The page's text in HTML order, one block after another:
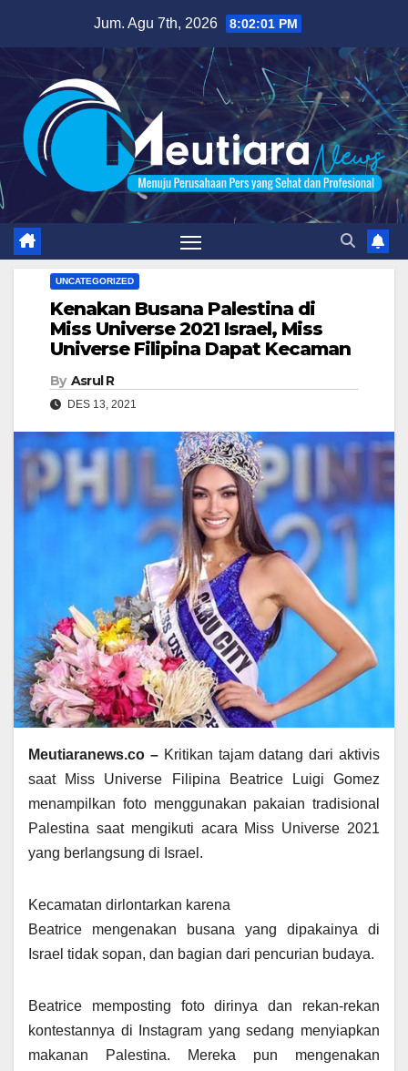
content
Jum. Agu 7th, 2026 8:02:02 PM
UNCATEGORIZED
Kenakan Busana Palestina di
Miss Universe 2021 Israel, Miss
Universe Filipina Dapat Kecaman
By Asrul R
DES 13, 2021
Meutiaranews.co –Kritikan tajam datang dari aktivis
saat Miss Universe Filipina Beatrice Luigi Gomez
menampilkan foto menggunakan pakaian tradisional
Palestina saat mengikuti acara Miss Universe 2021
yang berlangsung di Israel.
Kecamatan dirlontarkan karena
Beatrice mengenakan busana yang dipakainya di
Israel tidak sopan, dan bagian dari pencurian budaya.
Beatrice memposting foto dirinya dan rekan-rekan
kontestannya di Instagram yang sedang menyiapkan
makanan Palestina. Mereka pun mengenakan